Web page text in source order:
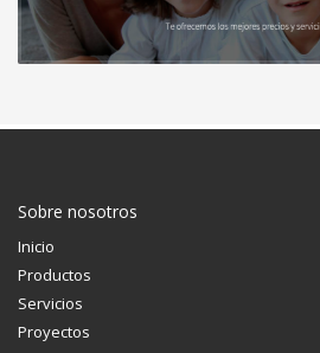
Sobre nosotros
Inicio
Productos
Servicios
Proyectos